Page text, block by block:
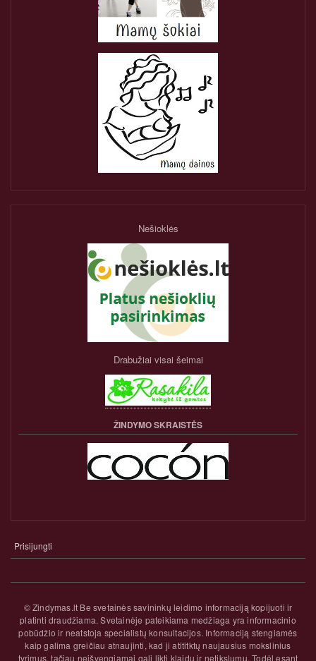
Nešioklės
Drabužiai visai šeimai
ŽINDYMO SKRAISTĖS
NARIO
MENIU
Prisijungti
© Zindymas.lt Be svetainės savininkų leidimo informaciją kopijuoti ir
platinti draudžiama. Svetainėje pateikiama medžiaga yra informacinio
pobūdžio ir neatstoja specialistų konsultacijos. Informaciją stengiamės
kaip galima greičiau atnaujinti, kad ji atititktų naujausius mokslinius
tyrimus, tačiau neišvengiamai gali likti klaidų ir netikslumų. Todėl esant